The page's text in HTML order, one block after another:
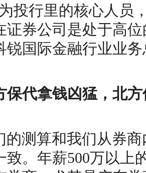
行里的核心人员
证券公司是处于高
锐国际金融行业业
代拿钱凶猛，北方
测算和我们从券商
致。年薪500万以上